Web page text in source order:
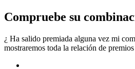
Compruebe su
¿ Ha salido premiada alguna vez mi
mostraremos toda la relación de